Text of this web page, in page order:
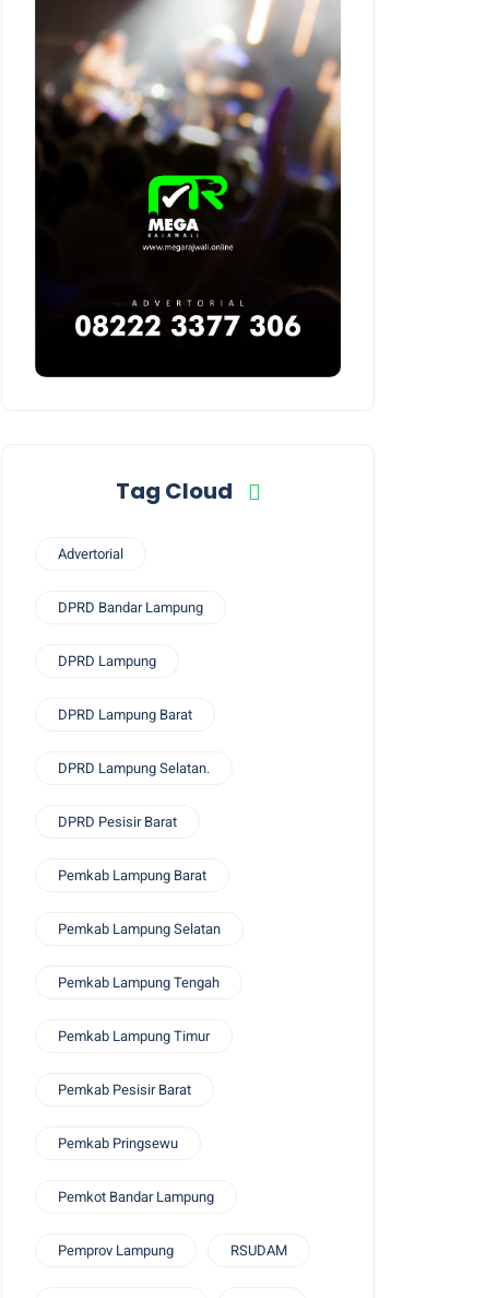
Tag Cloud
Advertorial
DPRD Bandar Lampung
DPRD Lampung
DPRD Lampung Barat
DPRD Lampung Selatan.
DPRD Pesisir Barat
Pemkab Lampung Barat
Pemkab Lampung Selatan
Pemkab Lampung Tengah
Pemkab Lampung Timur
Pemkab Pesisir Barat
Pemkab Pringsewu
Pemkot Bandar Lampung
Pemprov Lampung RSUDAM